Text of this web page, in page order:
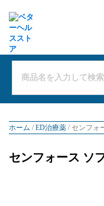
ホーム /ED治療薬 / センフォ
センフォース ソ